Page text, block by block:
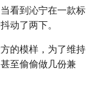
看到沁宁在一款标
动了两下。
的模样，为了维持
至偷偷做几份兼